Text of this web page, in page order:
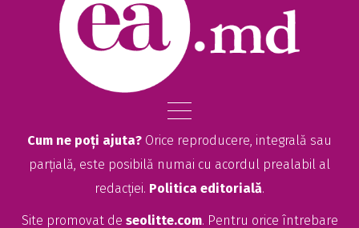
Cum ne poți ajuta? Orice reproducere, integrală sau
parțială, este posibilă numai cu acordul prealabil al
redacției. Politica editorială.
Site promovat de seolitte.com. Pentru orice întrebare